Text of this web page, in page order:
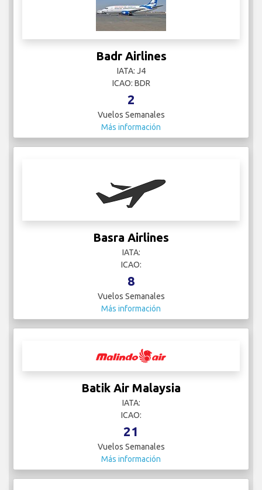
Badr Airlines
IATA: J4
ICAO: BDR
2
Vuelos Semanales
Más información
Basra Airlines
IATA:
ICAO:
8
Vuelos Semanales
Más información
Batik Air Malaysia
IATA:
ICAO:
21
Vuelos Semanales
Más información